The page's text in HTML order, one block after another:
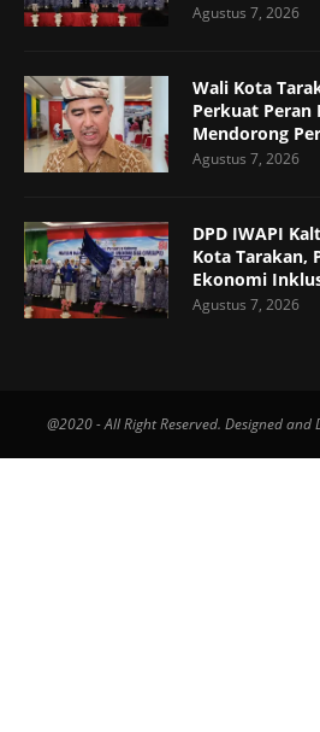
Agustus 7, 2026
Wali Kota
Perkuat Peran
Mendorong
Agustus 7, 2026
DPD IWAPI
Kota Tarakan,
Ekonomi
Agustus 7, 2026
@2020 - All Right Reserved. Designed and